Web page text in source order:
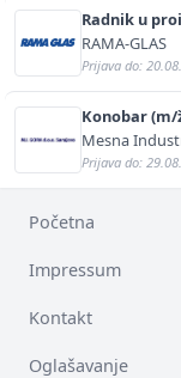
Radnik u
RAMA-GLAS
Prijava do:
Konobar (m/
Mesna
Prijava do:
Početna
Impressum
Kontakt
Oglašavanje